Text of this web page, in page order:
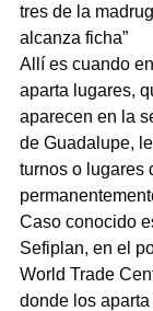
tres de la
alcanza ficha”
Allí es cuando
aparta lugares,
aparecen en la
de Guadalupe,
turnos o lugares
Caso conocido
Sefiplan, en el
World Trade
donde los